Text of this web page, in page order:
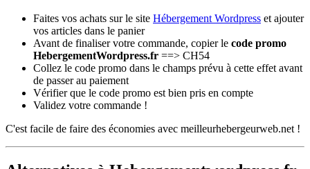
Faites vos achats sur le site Hébergement Wordpress et ajouter
vos articles dans le panier
Avant de finaliser votre commande, copier le code promo
HebergementWordpress.fr ==> CH54
Collez le code promo dans le champs prévu à cette effet avant
de passer au paiement
Vérifier que le code promo est bien pris en compte
Validez votre commande !
C'est facile de faire des économies avec meilleurhebergeurweb.net !